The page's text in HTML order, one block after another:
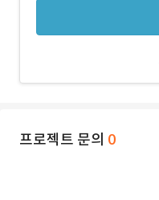
프로젝트 문의 0